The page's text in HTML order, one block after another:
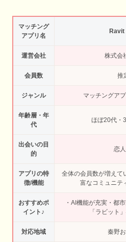
マッチング
アプリ名
Ravit
運営会社 株式会
会員数 推
ジャンル マッチングア
年齢層・年
代
ほぼ20代・
出会いの目
的
恋
アプリの特
徴/機能
全体の会員数が増えて
富なコミュニテ
おすすめポ
イント♪
・AI機能が充実・都
「ラビット
対応地域 秦野